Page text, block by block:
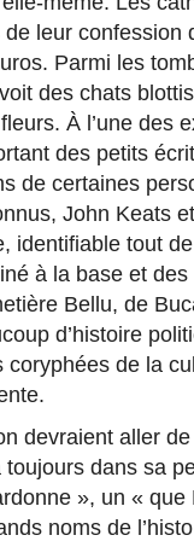
leur confession
Parmi les
des chats
À l’une des
des petits
de certaines
John Keats
identifiable tout
à la base et
Bellu, de
d’histoire
de la
devraient aller
dans sa
», un «
noms de